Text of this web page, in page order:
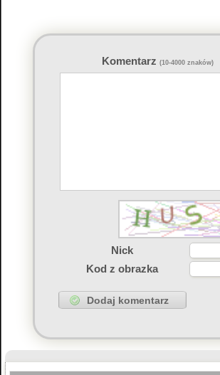
Komentarz (10-4000 znaków)
Nick
Kod z obrazka